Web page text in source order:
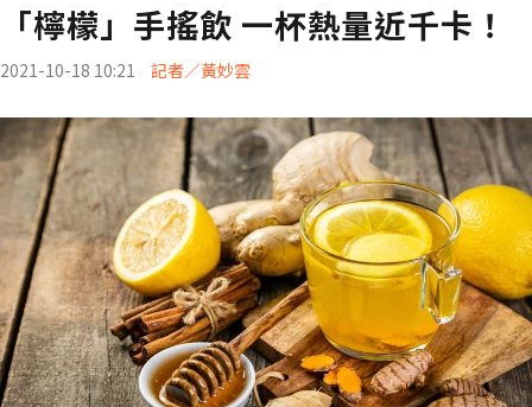
「檸檬」手搖飲 一杯熱量近千卡！
2021-10-18 10:21 記者／黃妙雲